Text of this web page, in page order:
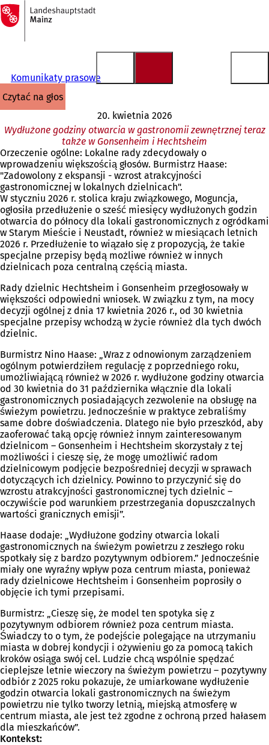
Przejdź do treści
Do
strony
głównej
Komunikaty prasowe
czytać na głos
20. kwietnia 2026
Wydłużone godziny otwarcia w gastronomii zewnętrznej teraz
także w Gonsenheim i Hechtsheim
Orzeczenie ogólne: Lokalne rady zdecydowały o
wprowadzeniu większością głosów. Burmistrz Haase:
"Zadowolony z ekspansji - wzrost atrakcyjności
gastronomicznej w lokalnych dzielnicach".
W styczniu 2026 r. stolica kraju związkowego, Moguncja,
ogłosiła przedłużenie o sześć miesięcy wydłużonych godzin
otwarcia do północy dla lokali gastronomicznych z ogródkami
w Starym Mieście i Neustadt, również w miesiącach letnich
2026 r. Przedłużenie to wiązało się z propozycją, że takie
specjalne przepisy będą możliwe również w innych
dzielnicach poza centralną częścią miasta.
Rady dzielnic Hechtsheim i Gonsenheim przegłosowały w
większości odpowiedni wniosek. W związku z tym, na mocy
decyzji ogólnej z dnia 17 kwietnia 2026 r., od 30 kwietnia
specjalne przepisy wchodzą w życie również dla tych dwóch
dzielnic.
Burmistrz Nino Haase: „Wraz z odnowionym zarządzeniem
ogólnym potwierdziłem regulację z poprzedniego roku,
umożliwiającą również w 2026 r. wydłużone godziny otwarcia
od 30 kwietnia do 31 października włącznie dla lokali
gastronomicznych posiadających zezwolenie na obsługę na
świeżym powietrzu. Jednocześnie w praktyce zebraliśmy
same dobre doświadczenia. Dlatego nie było przeszkód, aby
zaoferować taką opcję również innym zainteresowanym
dzielnicom – Gonsenheim i Hechtsheim skorzystały z tej
możliwości i cieszę się, że mogę umożliwić radom
dzielnicowym podjęcie bezpośredniej decyzji w sprawach
dotyczących ich dzielnicy. Powinno to przyczynić się do
wzrostu atrakcyjności gastronomicznej tych dzielnic –
oczywiście pod warunkiem przestrzegania dopuszczalnych
wartości granicznych emisji”.
Haase dodaje: „Wydłużone godziny otwarcia lokali
gastronomicznych na świeżym powietrzu z zeszłego roku
spotkały się z bardzo pozytywnym odbiorem.” Jednocześnie
miały one wyraźny wpływ poza centrum miasta, ponieważ
rady dzielnicowe Hechtsheim i Gonsenheim poprosiły o
objęcie ich tymi przepisami.
Burmistrz: „Cieszę się, że model ten spotyka się z
pozytywnym odbiorem również poza centrum miasta.
Świadczy to o tym, że podejście polegające na utrzymaniu
miasta w dobrej kondycji i ożywieniu go za pomocą takich
kroków osiąga swój cel. Ludzie chcą wspólnie spędzać
cieplejsze letnie wieczory na świeżym powietrzu – pozytywny
odbiór z 2025 roku pokazuje, że umiarkowane wydłużenie
godzin otwarcia lokali gastronomicznych na świeżym
powietrzu nie tylko tworzy letnią, miejską atmosferę w
centrum miasta, ale jest też zgodne z ochroną przed hałasem
dla mieszkańców”.
Kontekst: